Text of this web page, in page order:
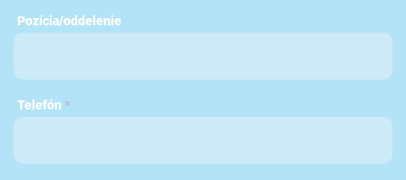
Pozícia/oddelenie
Telefón *